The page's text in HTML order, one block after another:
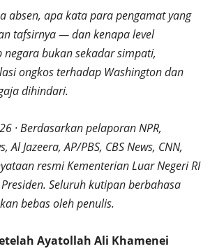
absen, apa kata para pengamat yang
tafsirnya — dan kenapa level
bukan sekadar simpati,
ongkos terhadap Washington dan
dihindari.
· Berdasarkan pelaporan NPR,
Al Jazeera, AP/PBS, CBS News, CNN,
resmi Kementerian Luar Negeri RI
Seluruh kutipan berbahasa
bebas oleh penulis.
Ayatollah Ali Khamenei